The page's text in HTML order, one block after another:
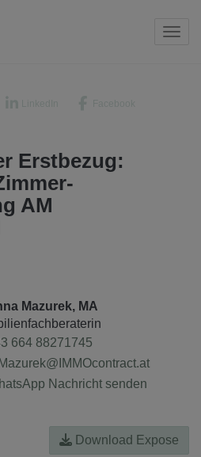
Erstbezug:
AM
Mazurek, MA
664 88271745
Nachricht senden
Download Expose